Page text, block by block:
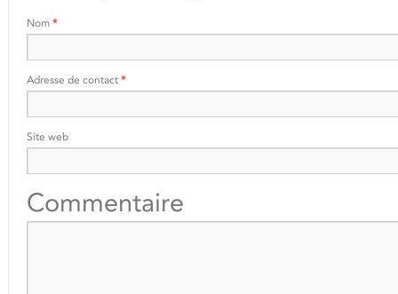
Nom *
Adresse de contact *
Site web
Commentaire